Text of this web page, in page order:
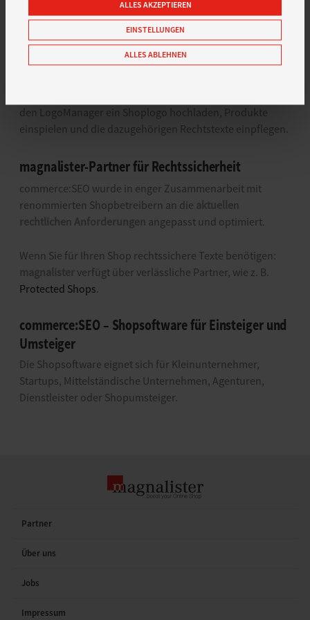
ALLES AKZEPTIEREN
EINSTELLUNGEN
ALLES ABLEHNEN
commerce:SEO gerne auf Anfrage.
Einfache Installation, intuitive Bedienung
Sie benötigen einen Server (alternativ aber nicht
den LogoManager ein Shoplogo hochladen, Produkte
einspielen und die dazugehörigen Rechtstexte einpflegen.
magnalister-Partner für Rechtssicherheit
commerce:SEO wurde in enger Zusammenarbeit mit
renommierten Shopbetreibern an die
n
n angepasst und optimiert.
Wenn Sie für Ihren Shop rechtssichere Texte benötigen:
verfügt über verlässliche Partner, wie z. B.
Protected Shops
commerce:SEO – Shopsoftware für Einsteiger und
Umsteiger
Die Shopsoftware eignet sich für Kleinunternehmer,
Startups, Mittelständische Unternehmen, Agenturen,
Dienstleister oder Shopumsteiger.
Partner
Über uns
Jobs
Impressum